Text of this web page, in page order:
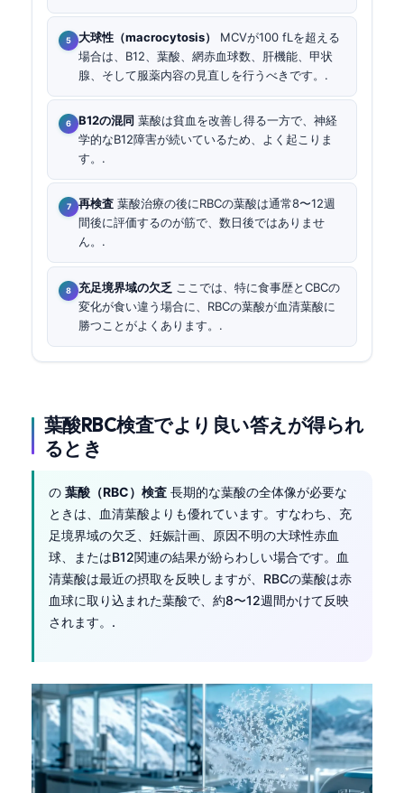
大球性（macrocytosis）
MCVが100 fLを超える
場合は、B12、葉酸、網赤血球数、肝機能、甲状
腺、そして服薬内容の見直しを行うべきです。.
B12の混同 葉酸は貧血を改善し得る一方で、神経
学的なB12障害が続いているため、よく起こりま
す。.
再検査 葉酸治療の後にRBCの葉酸は通常8〜12週
間後に評価するのが筋で、数日後ではありませ
ん。.
充足境界域の欠乏 ここでは、特に食事歴とCBCの
変化が食い違う場合に、RBCの葉酸が血清葉酸に
勝つことがよくあります。.
葉酸RBC検査でより良い答えが得られ
るとき
の 葉酸（RBC）検査 長期的な葉酸の全体像が必要な
ときは、血清葉酸よりも優れています。すなわち、充
足境界域の欠乏、妊娠計画、原因不明の大球性赤血
球、またはB12関連の結果が紛らわしい場合です。血
清葉酸は最近の摂取を反映しますが、RBCの葉酸は赤
血球に取り込まれた葉酸で、約8〜12週間かけて反映
されます。.